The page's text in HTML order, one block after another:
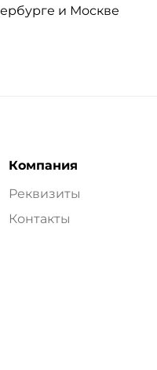
и Москве
Компания
Реквизиты
Контакты